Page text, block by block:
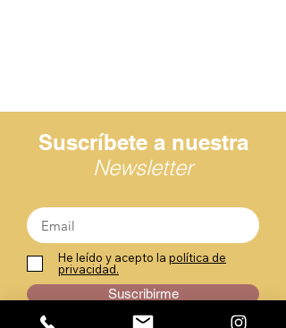
Suscríbete a nuestra
Newsletter
He leído y acepto la política de
privacidad.
Suscribirme